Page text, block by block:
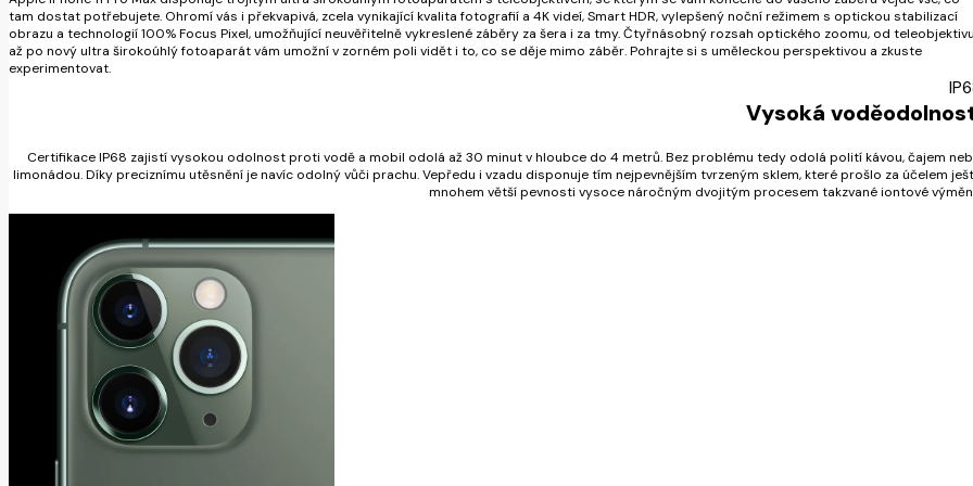
tam dostat potřebujete. Ohromí vás i překvapivá, zcela vynikající kvalita fotografií a 4K videí, Smart HDR, vylepšený noční režimem s optickou stabilizací
obrazu a technologií 100% Focus Pixel, umožňující neuvěřitelně vykreslené záběry za šera i za tmy. Čtyřnásobný rozsah optického zoomu, od teleobjektivu
až po nový ultra širokoúhlý fotoaparát vám umožní v zorném poli vidět i to, co se děje mimo záběr. Pohrajte si s uměleckou perspektivou a zkuste
experimentovat.
Vysoká
Certifikace IP68 zajistí vysokou odolnost proti vodě a mobil odolá až 30 minut v hloubce do 4 metrů. Bez problému tedy odolá polití kávou, čajem
limonádou. Díky preciznímu utěsnění je navíc odolný vůči prachu. Vepředu i vzadu disponuje tím nejpevnějším tvrzeným sklem, které prošlo za účelem
mnohem větší pevnosti vysoce náročným dvojitým procesem takzvané iontové